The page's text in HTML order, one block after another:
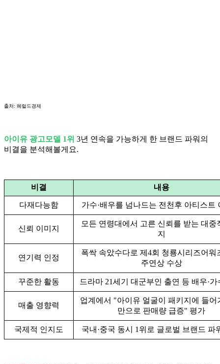
출처: 헤럴드경제
아이유 광고모델 1위 3년 연속을 가능하게 한 브랜드 파워의
비결을 분석해볼게요.
비결 내용
다재다능함 가수·배우를 넘나드는 전천후 아티스트
신뢰 이미지
모든 연령대에서 고른 신뢰를 받는 대중
지
연기력 인정
폭싹 속았수다로 제4회 청룡시리즈어워
주연상 수상
꾸준한 활동 드라마 21세기 대군부인 출연 등 배우·가
매출 영향력
업계에서 "아이유 얼굴이 패키지에 들어
만으로 판매량 급증" 평가
국제적 인지도 국내·중국 동시 1위로 글로벌 브랜드 파